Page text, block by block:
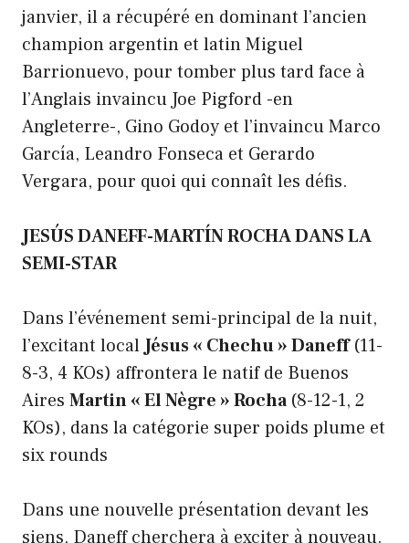
janvier, il a récupéré en dominant l’ancien
champion argentin et latin Miguel
Barrionuevo, pour tomber plus tard face à
l’Anglais invaincu Joe Pigford -en
Angleterre-, Gino Godoy et l’invaincu Marco
García, Leandro Fonseca et Gerardo
Vergara, pour quoi qui connaît les défis.
JESÚS DANEFF-MARTÍN ROCHA DANS LA
SEMI-STAR
Dans l’événement semi-principal de la nuit,
l’excitant localJésus « Chechu » Daneff(11-
8-3, 4 KOs) affrontera le natif de Buenos
Aires Martin « El Nègre » Rocha(8-12-1, 2
KOs), dans la catégorie super poids plume et
six rounds
Dans une nouvelle présentation devant les
siens, Daneff cherchera à exciter à nouveau.